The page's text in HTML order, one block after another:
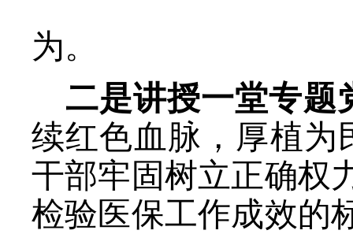
为。
二是讲授一堂专题
续红色血脉，厚植为
干部牢固树立正确权
检验医保工作成效的